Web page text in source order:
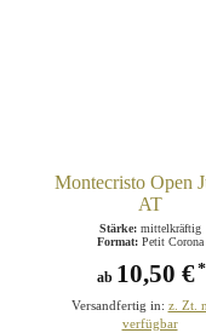
Montecristo Open
AT
Stärke: mittelkräftig
Format: Petit Corona
ab 10,50 €*
Versandfertig in: z. Zt.
verfügbar